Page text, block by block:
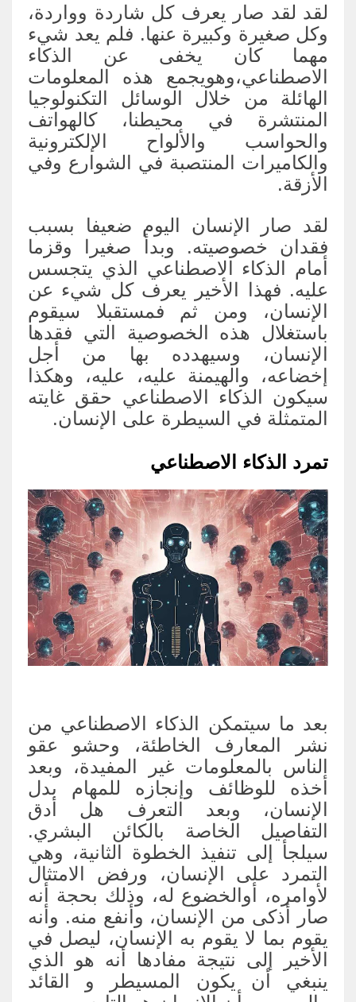
لقد لقد صار يعرف كل شاردة وواردة،
وكل صغيرة وكبيرة عنها. فلم يعد شيء
مهما كان يخفى عن الذكاء
الاصطناعي،وهويجمع هذه المعلومات
الهائلة من خلال الوسائل التكنولوجيا
المنتشرة في محيطنا، كالهواتف
والحواسب والألواح الإلكترونية
والكاميرات المنتصبة في الشوارع وفي
الأزقة.
لقد صار الإنسان اليوم ضعيفا بسبب
فقدان خصوصيته. وبدأ صغيرا وقزما
أمام الذكاء الاصطناعي الذي يتجسس
عليه. فهذا الأخير يعرف كل شيء عن
الإنسان، ومن ثم فمستقبلا سيقوم
باستغلال هذه الخصوصية التي فقدها
الإنسان، وسيهدده بها من أجل
إخضاعه، والهيمنة عليه، عليه، وهكذا
سيكون الذكاء الاصطناعي حقق غايته
المتمثلة في السيطرة على الإنسان.
تمرد الذكاء الاصطناعي
بعد ما سيتمكن الذكاء الاصطناعي من
نشر المعارف الخاطئة، وحشو عقو
الناس بالمعلومات غير المفيدة، وبعد
أخذه للوظائف وإنجازه للمهام بدل
الإنسان، وبعد التعرف هل أدق
التفاصيل الخاصة بالكائن البشري.
سيلجأ إلى تنفيذ الخطوة الثانية، وهي
التمرد على الإنسان، ورفض الامتثال
لأوامره، أوالخضوع له، وذلك بحجة أنه
صار أذكى من الإنسان، وأنفع منه. وأنه
يقوم بما لا يقوم به الإنسان، ليصل في
الأخير إلى نتيجة مفادها أنه هو الذي
ينبغي أن يكون المسيطر و القائد